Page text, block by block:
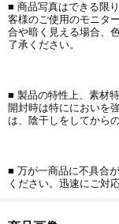
■ 商品写真はできる限
客様のご使用のモニタ
合や暗く見える場合、
了承ください。
■ 製品の特性上、素材
開封時は特ににおいを
は、陰干しをしてから
■ 万が一商品に不具合
ください。迅速にご対